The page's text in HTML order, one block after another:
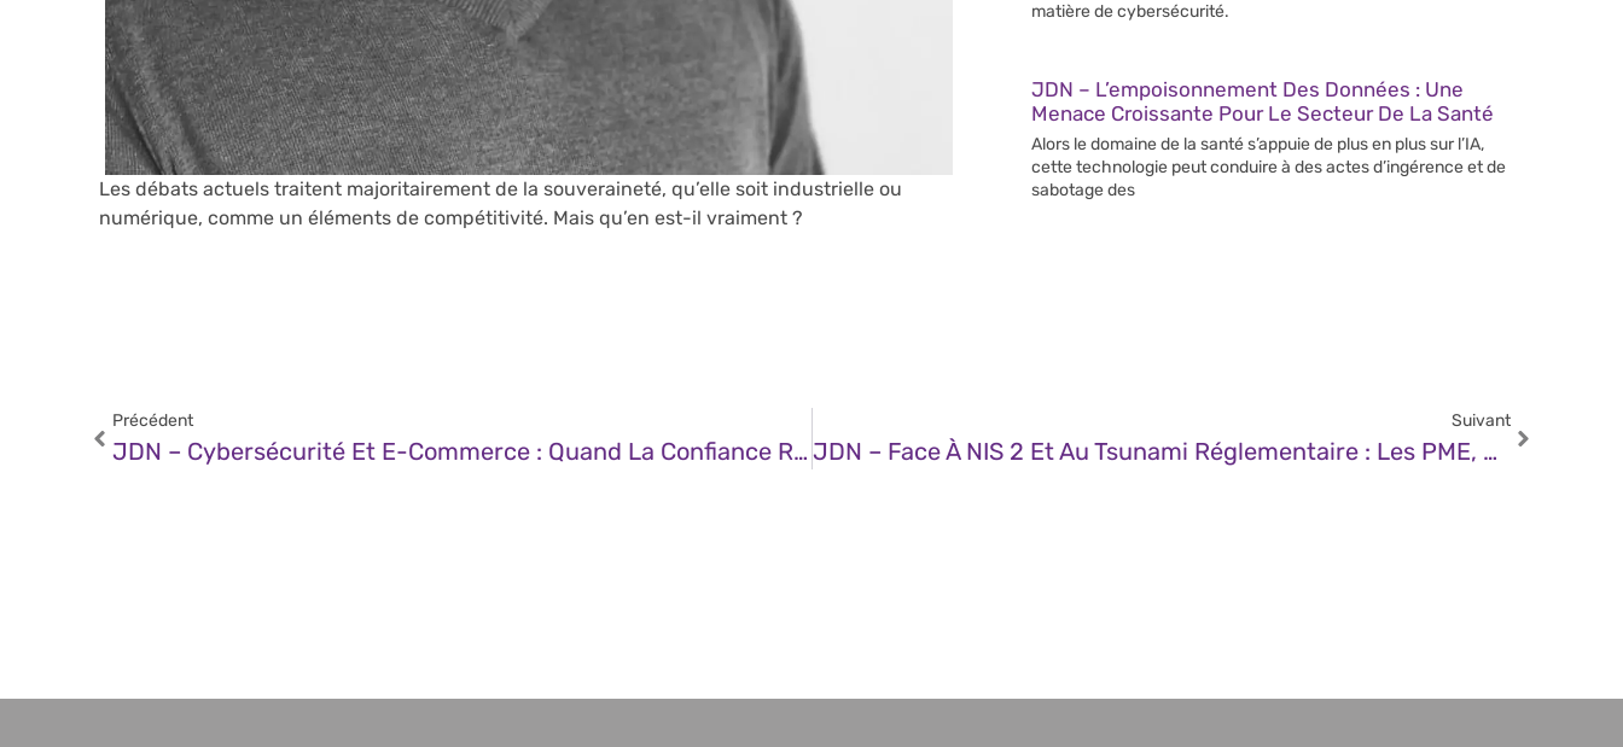
Les débats actuels traitent majoritairement de la souveraineté, qu’elle soit industrielle ou
numérique, comme un éléments de compétitivité. Mais qu’en est-il vraiment ?
matière de cybersécurité.
JDN – L’empoisonnement Des Données : Une
Menace Croissante Pour Le Secteur De La Santé
Alors le domaine de la santé s’appuie de plus en plus sur l’IA,
cette technologie peut conduire à des actes d’ingérence et de
sabotage des
Précédent
JDN – Cybersécurité Et E-Commerce : Quand La Confiance Repose Sur La Vigilance Face Aux Vulnérabilités SQL Et XSS
Suivant
JDN – Face À NIS 2 Et Au Tsunami Réglementaire : Les PME, Une Urgence Pour L’économie Française